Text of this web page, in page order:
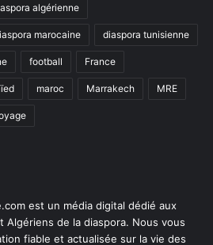
algérienne
marocaine diaspora tunisienne
football France
maroc Marrakech MRE
est un média digital dédié aux
Algériens de la diaspora. Nous vous
fiable et actualisée sur la vie des